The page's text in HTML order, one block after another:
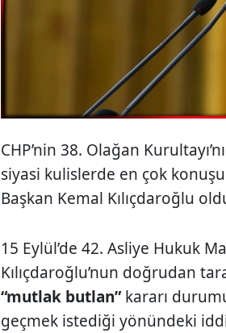
CHP’nin 38. Olağan
siyasi kulislerde en çok
Başkan Kemal Kılıçdaroğlu
15 Eylül’de 42. Asliye Hukuk
Kılıçdaroğlu’nun doğrudan
“mutlak butlan”kararı
geçmek istediği yönündeki